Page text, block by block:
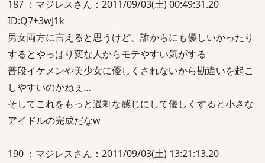
187 ：マジレスさん：2011/09/03(土) 00:49:31.20
ID:Q7+3wJ1k
男女両方に言えると思うけど、誰からにも優しいかったり
するとやっぱり変な人からモテやすい気がする
普段イケメンや美少女に優しくされないから勘違いを起こ
しやすいのかねぇ…
そしてこれをもっと過剰な感じにして優しくすると小さな
アイドルの完成だなw
190 ：マジレスさん：2011/09/03(土) 13:21:13.20